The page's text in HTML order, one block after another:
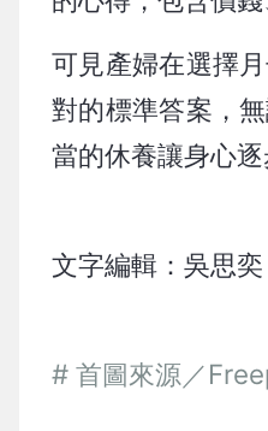
可見產婦在選擇
對的標準答案，
當的休養讓身心
文字編輯：吳思奕
# 首圖來源／